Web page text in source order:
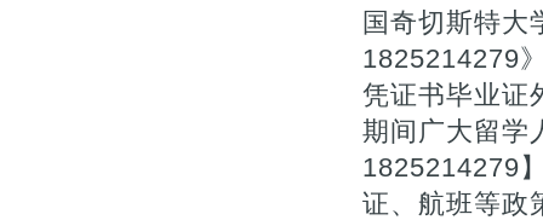
国奇切斯特大
1825214279
凭证书毕业证
期间广大留学
1825214279
证、航班等政